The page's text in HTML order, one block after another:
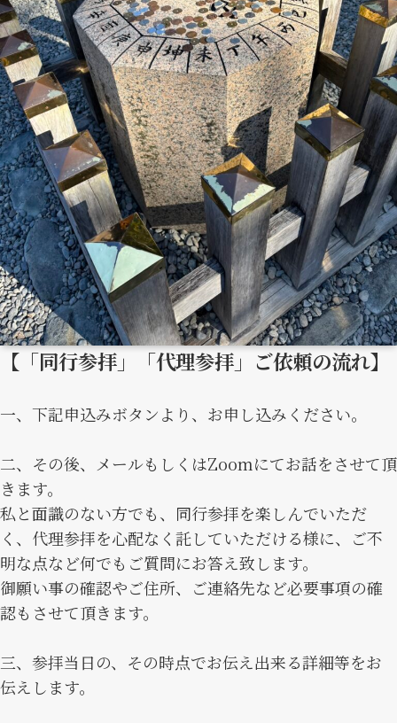
【「同行参拝」「代理参拝」ご依頼の流れ】
一、下記申込みボタンより、お申し込みください。
二、その後、メールもしくはZoomにてお話をさせて頂
きます。
私と面識のない方でも、同行参拝を楽しんでいただ
く、代理参拝を心配なく託していただける様に、ご不
明な点など何でもご質問にお答え致します。
御願い事の確認やご住所、ご連絡先など必要事項の確
認もさせて頂きます。
三、参拝当日の、その時点でお伝え出来る詳細等をお
伝えします。